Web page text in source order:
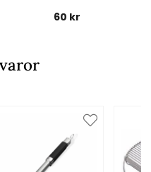
60 kr